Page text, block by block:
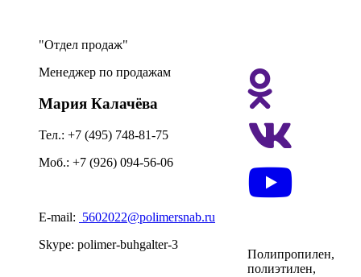
Отдел продаж
Менеджер по продажам
Мария Калачёва
Тел.: +7 (495) 748-81-75
Моб.: +7 (926) 094-56-06
E-mail: 5602022@polimersnab.ru
Skype: polimer-buhgalter-3
Полипропилен,
полиэтилен,